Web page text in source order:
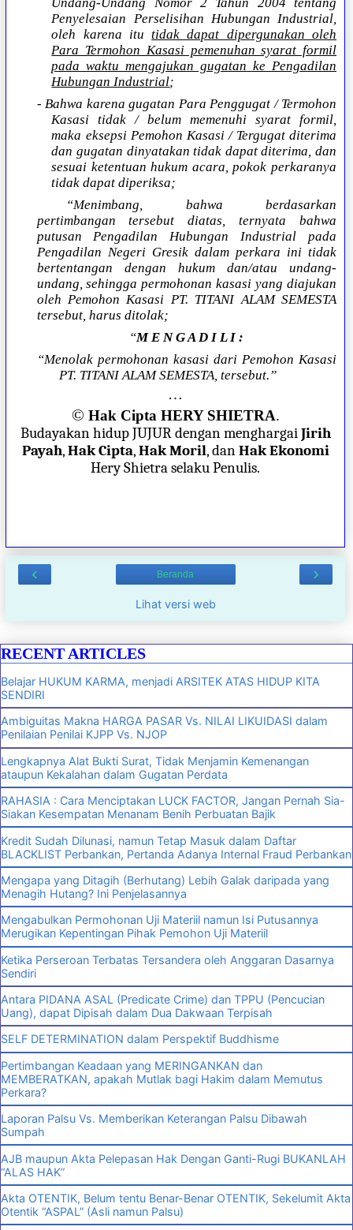
Penyelesaian Perselisihan Hubungan Industrial,
oleh karena itutidak dapat dipergunakan oleh
Para Termohon Kasasi pemenuhan syarat formil
pada waktu mengajukan gugatan ke Pengadilan
Hubungan Industrial;
- Bahwa karena gugatan Para Penggugat / Termohon
Kasasi tidak / belum memenuhi syarat formil,
maka eksepsi Pemohon Kasasi / Tergugat diterima
dan gugatan dinyatakan tidak dapat diterima, dan
sesuai ketentuan hukum acara, pokok perkaranya
tidak dapat diperiksa;
“Menimbang, bahwa berdasarkan
pertimbangan tersebut diatas, ternyata bahwa
putusan Pengadilan Hubungan Industrial pada
Pengadilan Negeri Gresik dalam perkara ini tidak
bertentangan dengan hukum dan/atau undang-
undang, sehingga permohonan kasasi yang diajukan
oleh Pemohon Kasasi PT. TITANI ALAM SEMESTA
tersebut, harus ditolak;
“M E N G A D I L I :
“Menolak permohonan kasasi dari Pemohon Kasasi
PT. TITANI ALAM SEMESTA, tersebut.”
…
© Hak Cipta HERY SHIETRA.
Budayakan hidup JUJUR dengan menghargaiJirih
Payah,Hak Cipta,Hak Moril, danHak Ekonomi
Hery Shietra selaku Penulis.
‹ ›
Beranda
Lihat versi web
RECENT ARTICLES
Belajar HUKUM KARMA, menjadi ARSITEK ATAS HIDUP KITA
SENDIRI
Ambiguitas Makna HARGA PASAR Vs. NILAI LIKUIDASI dalam
Penilaian Penilai KJPP Vs. NJOP
Lengkapnya Alat Bukti Surat, Tidak Menjamin Kemenangan
ataupun Kekalahan dalam Gugatan Perdata
RAHASIA : Cara Menciptakan LUCK FACTOR, Jangan Pernah Sia-
Siakan Kesempatan Menanam Benih Perbuatan Bajik
Kredit Sudah Dilunasi, namun Tetap Masuk dalam Daftar
BLACKLIST Perbankan, Pertanda Adanya Internal Fraud Perbankan
Mengapa yang Ditagih (Berhutang) Lebih Galak daripada yang
Menagih Hutang? Ini Penjelasannya
Mengabulkan Permohonan Uji Materiil namun Isi Putusannya
Merugikan Kepentingan Pihak Pemohon Uji Materiil
Ketika Perseroan Terbatas Tersandera oleh Anggaran Dasarnya
Sendiri
Antara PIDANA ASAL (Predicate Crime) dan TPPU (Pencucian
Uang), dapat Dipisah dalam Dua Dakwaan Terpisah
SELF DETERMINATION dalam Perspektif Buddhisme
Pertimbangan Keadaan yang MERINGANKAN dan
MEMBERATKAN, apakah Mutlak bagi Hakim dalam Memutus
Perkara?
Laporan Palsu Vs. Memberikan Keterangan Palsu Dibawah
Sumpah
AJB maupun Akta Pelepasan Hak Dengan Ganti-Rugi BUKANLAH
“ALAS HAK”
Akta OTENTIK, Belum tentu Benar-Benar OTENTIK, Sekelumit Akta
Otentik “ASPAL” (Asli namun Palsu)